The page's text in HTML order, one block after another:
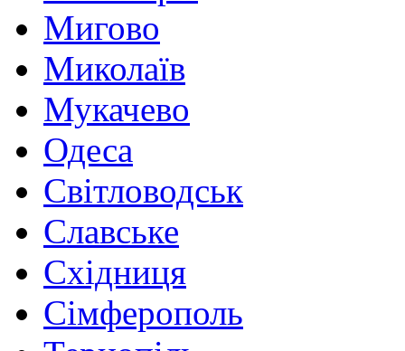
Мигово
Миколаїв
Мукачево
Одеса
Світловодськ
Славське
Східниця
Сімферополь